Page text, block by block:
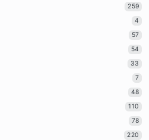
259
4
57
54
33
7
48
110
78
220